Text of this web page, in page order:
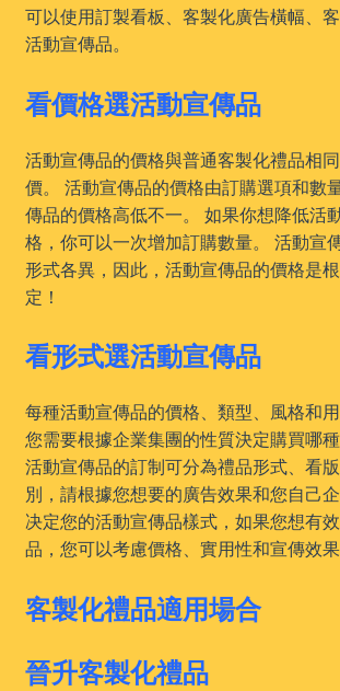
可以使用訂製看板、客製化廣告橫幅、
活動宣傳品。
看價格選活動宣傳品
活動宣傳品的價格與普通客製化禮品相
價。 活動宣傳品的價格由訂購選項和數
傳品的價格高低不一。 如果你想降低活
格，你可以一次增加訂購數量。 活動宣
形式各異，因此，活動宣傳品的價格是
定！
看形式選活動宣傳品
每種活動宣傳品的價格、類型、風格和
您需要根據企業集團的性質決定購買哪種
活動宣傳品的訂制可分為禮品形式、看
別，請根據您想要的廣告效果和您自己
决定您的活動宣傳品樣式，如果您想有
品，您可以考慮價格、實用性和宣傳效果
客製化禮品適用場合
晉升客製化禮品